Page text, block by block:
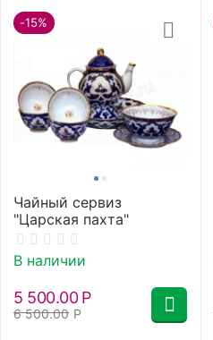
-15%
Чайный сервиз
"Царская пахта"
В наличии
6 500.00 Р
5 500.00 Р